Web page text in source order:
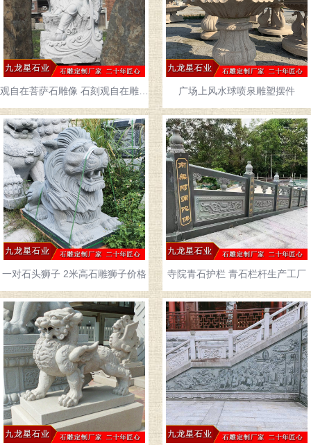
广场上风水球喷泉雕塑摆件
一对石头狮子 2米高石雕狮子价格 寺院青石护栏 青石栏杆生产工厂